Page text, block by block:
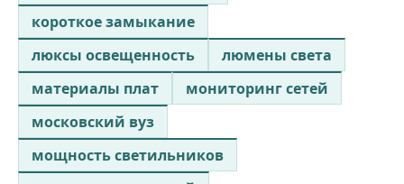
короткое замыкание
люксы освещенность
люмены света
материалы плат
мониторинг сетей
московский вуз
мощность светильников